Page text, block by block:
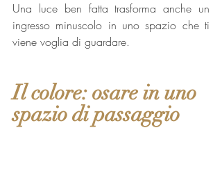
Una luce ben fatta trasforma anche un
ingresso minuscolo in uno spazio che ti
viene voglia di guardare.
Il colore: osare in uno
spazio di passaggio